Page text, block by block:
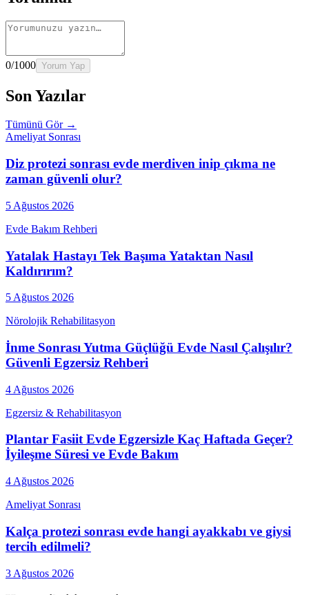
0/1000 Yorum Yap
Son Yazılar
Tümünü Gör →
Ameliyat Sonrası
Diz protezi sonrası evde merdiven inip çıkma ne
zaman güvenli olur?
5 Ağustos 2026
Evde Bakım Rehberi
Yatalak Hastayı Tek Başıma Yataktan Nasıl
Kaldırırım?
5 Ağustos 2026
Nörolojik Rehabilitasyon
İnme Sonrası Yutma Güçlüğü Evde Nasıl Çalışılır?
Güvenli Egzersiz Rehberi
4 Ağustos 2026
Egzersiz & Rehabilitasyon
Plantar Fasiit Evde Egzersizle Kaç Haftada Geçer?
İyileşme Süresi ve Evde Bakım
4 Ağustos 2026
Ameliyat Sonrası
Kalça protezi sonrası evde hangi ayakkabı ve giysi
tercih edilmeli?
3 Ağustos 2026